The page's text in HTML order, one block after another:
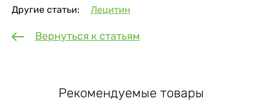
Другие статьи: Лецитин
Вернуться к статьям
Рекомендуемые товары